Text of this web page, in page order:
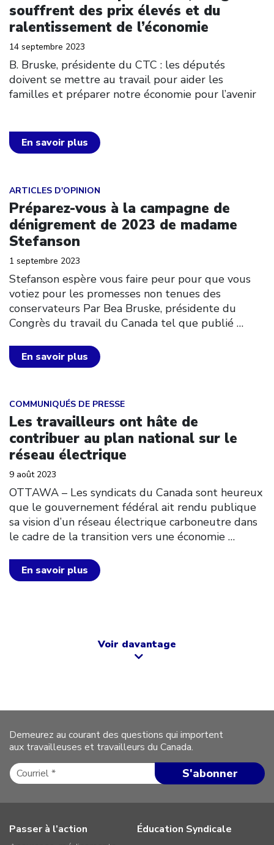
souffrent des prix élevés et du
ralentissement de l’économie
14 septembre 2023
B. Bruske, présidente du CTC : les députés
doivent se mettre au travail pour aider les
familles et préparer notre économie pour l’avenir
En savoir plus
ARTICLES D'OPINION
Préparez-vous à la campagne de
dénigrement de 2023 de madame
Stefanson
1 septembre 2023
Stefanson espère vous faire peur pour que vous
votiez pour les promesses non tenues des
conservateurs Par Bea Bruske, présidente du
Congrès du travail du Canada tel que publié …
En savoir plus
COMMUNIQUÉS DE PRESSE
Les travailleurs ont hâte de
contribuer au plan national sur le
réseau électrique
9 août 2023
OTTAWA – Les syndicats du Canada sont heureux
que le gouvernement fédéral ait rendu publique
sa vision d’un réseau électrique carboneutre dans
le cadre de la transition vers une économie …
En savoir plus
Click to open the link
Voir davantage
Demeurez au courant des questions qui importent
aux travailleuses et travailleurs du Canada.
Passer à l’action
Éducation Syndicale